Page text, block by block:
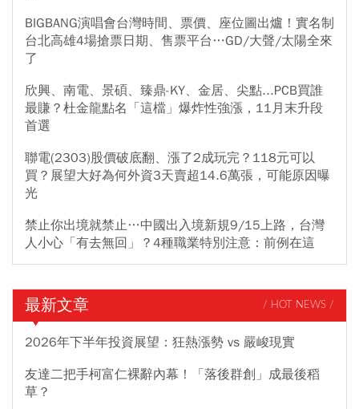
BIGBANG演唱會台灣時間、票價、座位圖出爐！實名制
台北高雄4場搶票日期、售票平台…GD/大聲/太陽全來
了
欣興、南電、景碩、臻鼎-KY、金居、尖點...PCB買誰
最賺？杜金龍點名「這檔」爆炸性強漲，11月末升段
首選
聯電(2303)股價破底翻、漲了2成玩完？118元可以
買？展望大好為何外資3天賣超14.6萬張，可能原因曝
光
禁止你出境就禁止…中國出入境新規9/15上路，台灣
人小心「有去無回」？4種職業特別注意：前例在這
最新文章 / HOT NEWS /
2026年下半年投資展望：狂熱漲勢 vs 嚴峻現實
友達二把手柯富仁裸辭內幕！「落後群創」成最後稻
草？